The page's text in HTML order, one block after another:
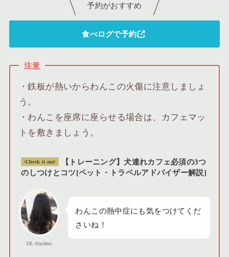
予約がおすすめ
食べログで予約
注意
・鉄板が熱いからわんこの火傷に注意しましょ
う。
・わんこを座席に座らせる場合は、カフェマッ
トを敷きましょう。
\Check it out/
【トレーニング】犬連れカフェ必須の3つ
のしつけとコツ[ペット・トラベルアドバイザー解説]
OL-Student
わんこの熱中症にも気をつけてくだ
さいね！